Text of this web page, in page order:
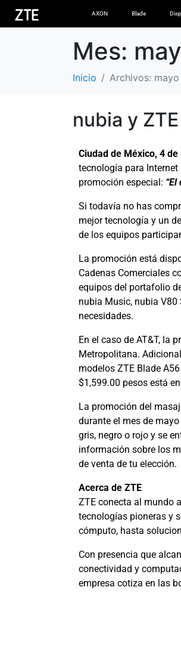
AXON Blade
Mes:
Inicio Archivos:
nubia y
Ciudad de México, 4
tecnología para
promoción especial: “El
Si todavía no has
mejor tecnología y un
de los equipos
La promoción está
Cadenas Comerciales
equipos del portafolio
nubia Music, nubia V80
necesidades.
En el caso de AT&T, la
Metropolitana.
modelos ZTE Blade
$1,599.00 pesos está
La promoción del
durante el mes de
gris, negro o rojo y se
información sobre los
de venta de tu elección.
Acerca de ZTE
ZTE conecta al mundo
tecnologías pioneras y
cómputo, hasta
Con presencia que
conectividad y
empresa cotiza en las